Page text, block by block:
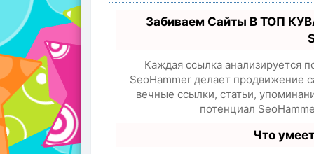
Забиваем Сайты В ТОП
Каждая ссылка анализируется
SeoHammer делает продвижение
вечные ссылки, статьи,
потенциал
Что